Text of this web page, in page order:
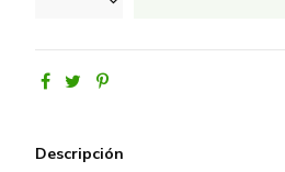
Descripción